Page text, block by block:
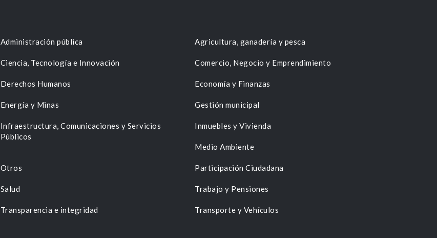
Administración pública Agricultura, ganadería y pesca
Ciencia, Tecnología e Innovación Comercio, Negocio y Emprendimiento
Derechos Humanos Economía y Finanzas
Energía y Minas Gestión municipal
Infraestructura, Comunicaciones y Servicios
Públicos
Inmuebles y Vivienda
Medio Ambiente
Otros Participación Ciudadana
Salud Trabajo y Pensiones
Transparencia e integridad Transporte y Vehículos